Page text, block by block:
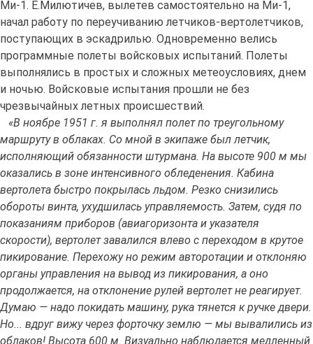
Ми-1. Е.Милютичев, вылетев самостоятельно на Ми-1,
начал работу по переучиванию летчиков-вертолетчиков,
поступающих в эскадрилью. Одновременно велись
программные полеты войсковых испытаний. Полеты
выполнялись в простых и сложных метеоусловиях, днем
и ночью. Войсковые испытания прошли не без
чрезвычайных летных происшествий.
«В ноябре 1951 г. я выполнял полет по треугольному
маршруту в облаках. Со мной в экипаже был летчик,
исполняющий обязанности штурмана. На высоте 900 м мы
оказались в зоне интенсивного обледенения. Кабина
вертолета быстро покрылась льдом. Резко снизились
обороты винта, ухудшилась управляемость. Затем, судя по
показаниям приборов (авиагоризонта и указателя
скорости), вертолет завалился влево с переходом в крутое
пикирование. Перехожу но режим авторотации и отклоняю
органы управления на вывод из пикирования, а оно
продолжается, на отклонение рулей вертолет не реагирует.
Думаю — надо покидать машину, рука тянется к ручке двери.
Но... вдруг вижу через форточку землю — мы вывалились из
облаков! Высота 600 м. Визуально наблюдается медленный